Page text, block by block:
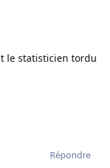
le statisticien tordu
Répondre